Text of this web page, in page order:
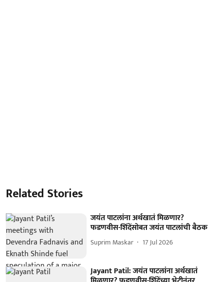
Related Stories
जयंत पाटलांना अर्थखातं मिळणार?
फडणवीस-शिंदेंसोबत जयंत पाटलांची बैठक
Suprim Maskar 17 Jul 2026
Jayant Patil: जयंत पाटलांना अर्थखातं